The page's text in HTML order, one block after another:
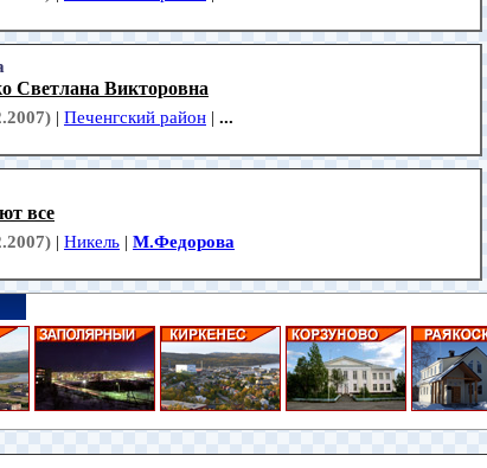
Светлана Викторовна
| Печенгский район | ...
все
| Никель | М.Федорова